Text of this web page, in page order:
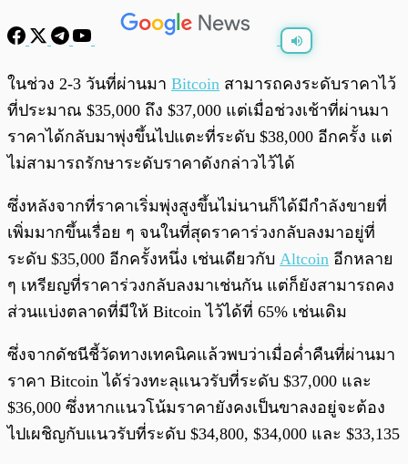
พร้อมเล่น 0:00/
ในช่วง 2-3 วันที่ผ่านมา Bitcoin สามารถคงระดับราคาไว้
ที่ประมาณ $35,000 ถึง $37,000 แต่เมื่อช่วงเช้าที่ผ่านมา
ราคาได้กลับมาพุ่งขึ้นไปแตะที่ระดับ $38,000 อีกครั้ง แต่
ไม่สามารถรักษาระดับราคาดังกล่าวไว้ได้
ซึ่งหลังจากที่ราคาเริ่มพุ่งสูงขึ้นไม่นานก็ได้มีกำลังขายที่
เพิ่มมากขึ้นเรื่อย ๆ จนในที่สุดราคาร่วงกลับลงมาอยู่ที่
ระดับ $35,000 อีกครั้งหนึ่ง เช่นเดียวกับ Altcoin อีกหลาย
ๆ เหรียญที่ราคาร่วงกลับลงมาเช่นกัน แต่ก็ยังสามารถคง
ส่วนแบ่งตลาดที่มีให้ Bitcoin ไว้ได้ที่ 65% เช่นเดิม
ซึ่งจากดัชนีชี้วัดทางเทคนิคแล้วพบว่าเมื่อค่ำคืนที่ผ่านมา
ราคา Bitcoin ได้ร่วงทะลุแนวรับที่ระดับ $37,000 และ
$36,000 ซึ่งหากแนวโน้มราคายังคงเป็นขาลงอยู่จะต้อง
ไปเผชิญกับแนวรับที่ระดับ $34,800, $34,000 และ $33,135